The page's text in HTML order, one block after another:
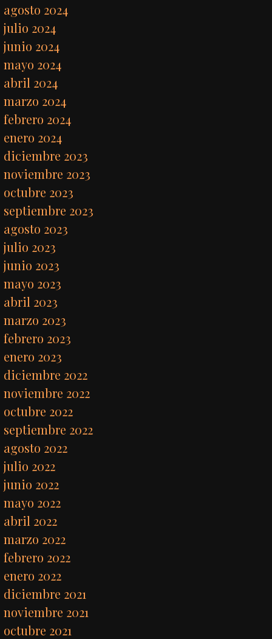
agosto 2024
julio 2024
junio 2024
mayo 2024
abril 2024
marzo 2024
febrero 2024
enero 2024
diciembre 2023
noviembre 2023
octubre 2023
septiembre 2023
agosto 2023
julio 2023
junio 2023
mayo 2023
abril 2023
marzo 2023
febrero 2023
enero 2023
diciembre 2022
noviembre 2022
octubre 2022
septiembre 2022
agosto 2022
julio 2022
junio 2022
mayo 2022
abril 2022
marzo 2022
febrero 2022
enero 2022
diciembre 2021
noviembre 2021
octubre 2021